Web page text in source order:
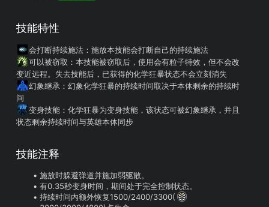
技能特性
会打断持续施法 ：施放本技能会打断自己的持续施法
可以被窃取 ：本技能被窃取后，使用会有粒子特效，但不会改
变近远程。失去技能后，已获得的化学狂暴状态不会立刻消失
幻象继承 ：幻象化学狂暴的持续时间取决于本体剩余的持续时
间
变身技能 ：化学狂暴为变身技能，该状态可被幻象继承，并且
状态剩余持续时间与英雄本体同步
技能注释
施放时躲避弹道并施加弱驱散。
有0.35秒变身时间，期间处于完全控制状态。
持续时间内额外恢复1500/2400/3300(